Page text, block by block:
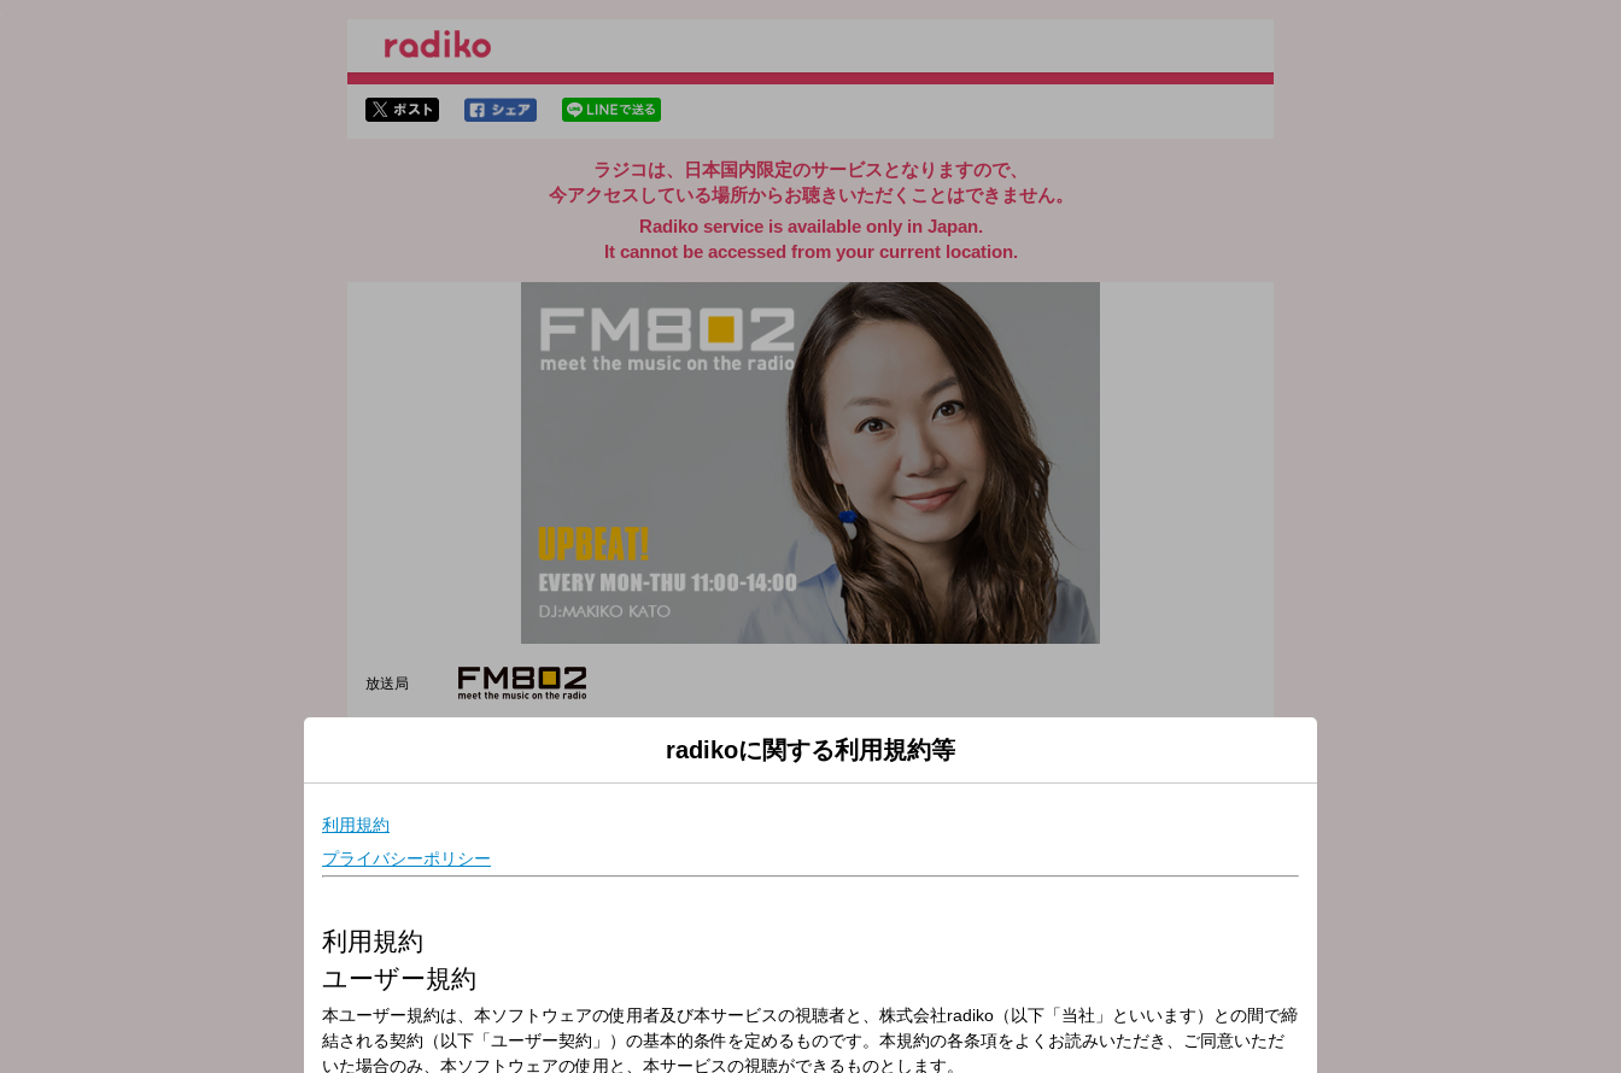
ラジコは、日本国内限定のサービスとなりますので、
今アクセスしている場所からお聴きいただくことはできません。
Radiko service is available only in Japan.
It cannot be accessed from your current location.
放送局
＜加藤真樹子がお届けする「UPBEAT!」＞
11時から14時の3時間！
★12時台中盤
【 Conton Candy 】3人揃って登場！
★13時台中盤
【 サンボマスター 】全員でスタジオ生出演！
radikoに関する利用規約等